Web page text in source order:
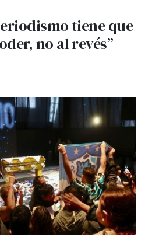
tiene que
no al revés”